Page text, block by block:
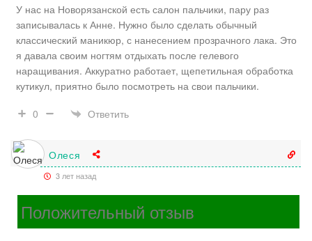
У нас на Новорязанской есть салон пальчики, пару раз
записывалась к Анне. Нужно было сделать обычный
классический маникюр, с нанесением прозрачного лака. Это
я давала своим ногтям отдыхать после гелевого
наращивания. Аккуратно работает, щепетильная обработка
кутикул, приятно было посмотреть на свои пальчики.
0
Ответить
Олеся
3 лет назад
Положительный отзыв